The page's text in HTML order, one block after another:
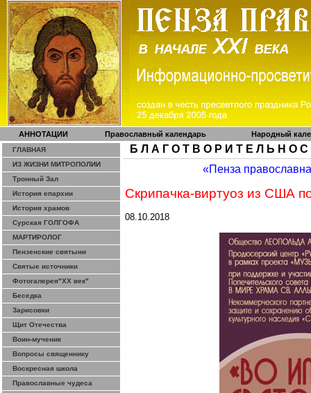
АННОТАЦИИ Православный календарь Народный
ГЛАВНАЯ
ИЗ ЖИЗНИ МИТРОПОЛИИ
Тронный Зал
История епархии
История храмов
Сурская ГОЛГОФА
МАРТИРОЛОГ
Пензенские святыни
Святые источники
Фотогалерея"ХХ век"
Беседка
Зарисовки
Щит Отечества
Воин-мученик
Вопросы священнику
Воскресная школа
Православные чудеса
Б Л А Г О Т В О Р И Т Е Л Ь Н О С
«Пенза
Скрипачка-виртуоз из США
08.10.2018